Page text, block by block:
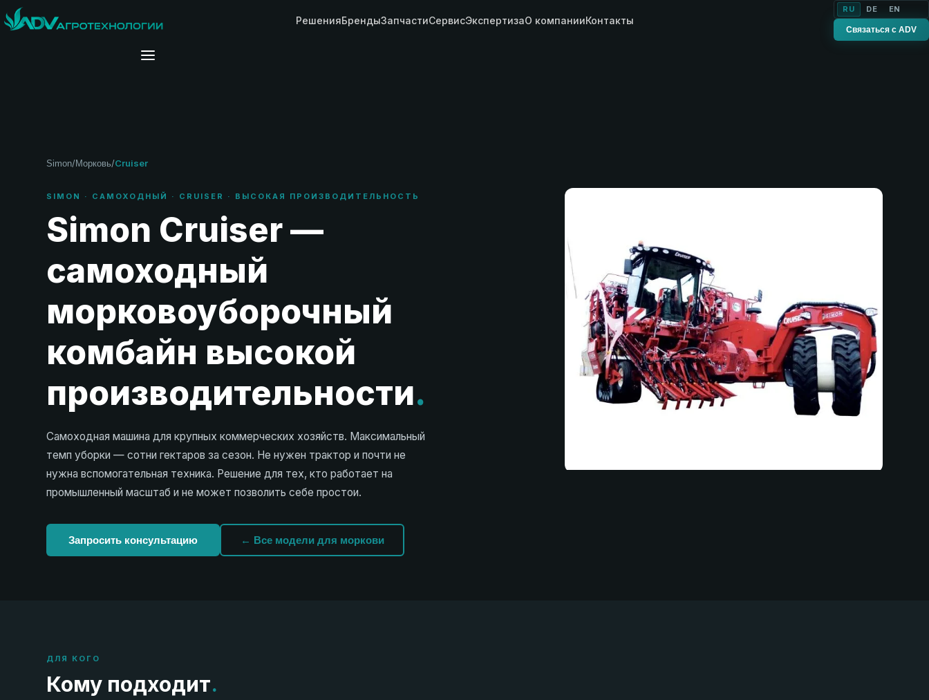
РешенияБрендыЗапчастиСервисЭкспертизаО компанииКонтакты
RU DE EN
Связаться с ADV
Simon/Морковь/Cruiser
SIMON · САМОХОДНЫЙ · CRUISER · ВЫСОКАЯ ПРОИЗВОДИТЕЛЬНОСТЬ
Simon Cruiser —
самоходный
морковоуборочный
комбайн высокой
производительности.
Самоходная машина для крупных коммерческих хозяйств. Максимальный
темп уборки — сотни гектаров за сезон. Не нужен трактор и почти не
нужна вспомогательная техника. Решение для тех, кто работает на
промышленный масштаб и не может позволить себе простои.
Запросить консультацию ← Все модели для моркови
ДЛЯ КОГО
Кому подходит.